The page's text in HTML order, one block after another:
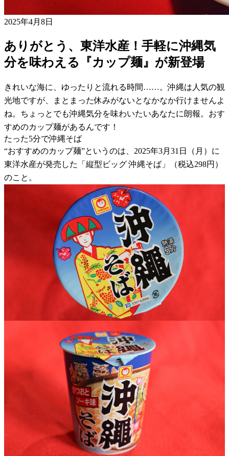
2025年4月8日
ありがとう、東洋水産！手軽に沖縄気
分を味わえる『カップ麺』が新登場
きれいな海に、ゆったりと流れる時間……。沖縄は人気の観
光地ですが、まとまった休みがないとなかなか行けませんよ
ね。ちょっとでも沖縄気分を味わいたいあなたに朗報。おす
すめのカップ麺があるんです！
たった5分で沖縄そば
“おすすめのカップ麺”というのは、2025年3月31日（月）に
東洋水産が発売した「縦型ビッグ 沖縄そば」（税込298円）
のこと。